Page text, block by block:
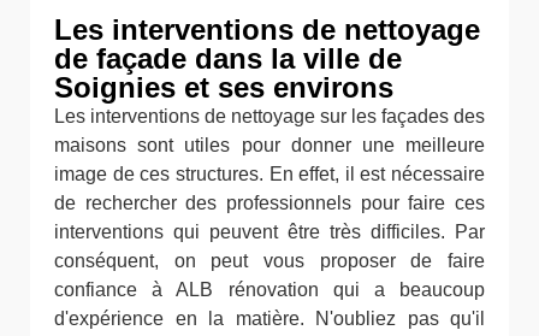
Les interventions de nettoyage
de façade dans la ville de
Soignies et ses environs
Les interventions de nettoyage sur les façades des
maisons sont utiles pour donner une meilleure
image de ces structures. En effet, il est nécessaire
de rechercher des professionnels pour faire ces
interventions qui peuvent être très difficiles. Par
conséquent, on peut vous proposer de faire
confiance à ALB rénovation qui a beaucoup
d'expérience en la matière. N'oubliez pas qu'il